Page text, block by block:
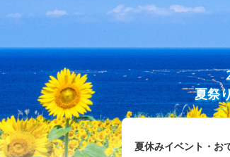
夏祭
夏休みイベント・お